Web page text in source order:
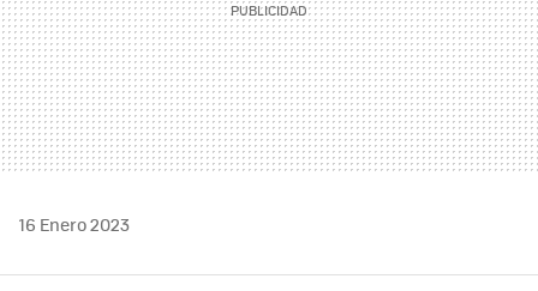
16 Enero 2023